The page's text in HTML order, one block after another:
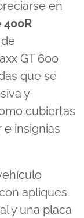
en
400R
GT 600
que se
y
cubiertas
insignias
apliques
y una placa